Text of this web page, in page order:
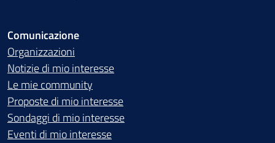
Comunicazione
Organizzazioni
Notizie di mio interesse
Le mie community
Proposte di mio interesse
Sondaggi di mio interesse
Eventi di mio interesse